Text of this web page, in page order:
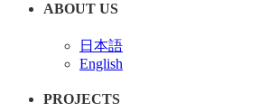
ABOUT US
日本語
English
PROJECTS